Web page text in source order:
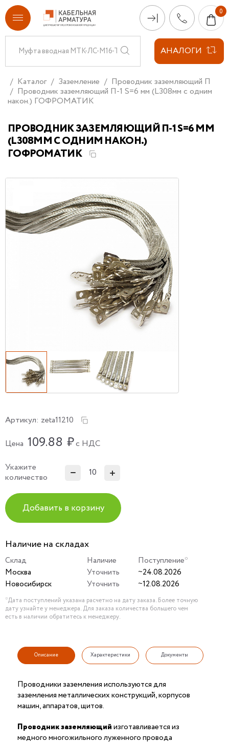
АНАЛОГИ
Каталог Заземление
Проводник заземляющий П
Проводник заземляющий П-1 S=6 мм (L308мм с одним
након.) ГОФРОМАТИК
ПРОВОДНИК ЗАЗЕМЛЯЮЩИЙ П-1 S=6 ММ
(L308ММ С ОДНИМ НАКОН.)
ГОФРОМАТИК
Артикул: zeta11210
Цена 109.88 ₽с НДС
Укажите
количество
Добавить в корзину
Наличие на складах
Склад Наличие
Поступление*
Москва
Уточнить
~24.08.2026
Новосибирск
Уточнить ~12.08.2026
*Дата поступлений указана расчетно на дату заказа. Более точную
дату узнайте у менеджера. Для заказа количества большего чем
есть в наличии обратитесь к менеджеру.
Описание Характеристики Документы
Проводники заземления используются для
заземления металлических конструкций, корпусов
машин, аппаратов, щитов.
Проводник заземляющийизготавливается из
медного многожильного луженного провода